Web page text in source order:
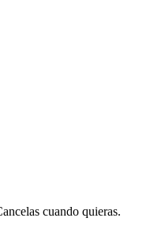
cuando quieras.